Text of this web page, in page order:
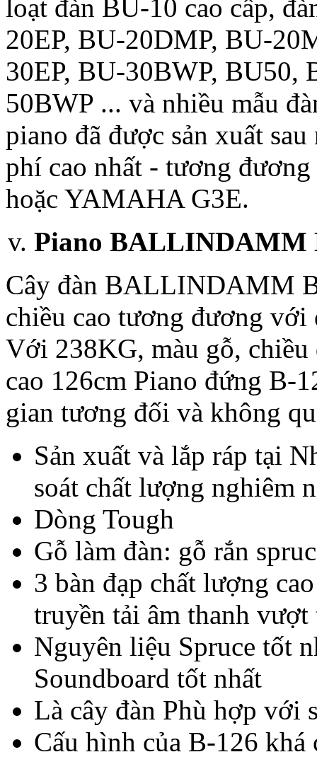
loạt đàn BU-10 cao cấp,
20EP, BU-20DMP, BU-
30EP, BU-30BWP, BU50,
50BWP ... và nhiều mẫu
piano đã được sản xuất
phí cao nhất - tương
hoặc YAMAHA G3E.
Piano BALLINDAMM
Cây đàn BALLINDAMM
chiều cao tương đương với
Với 238KG, màu gỗ,
cao 126cm Piano đứng B-
gian tương đối và không
Sản xuất và lắp ráp tại
soát chất lượng nghiêm
Dòng Tough
Gỗ làm đàn: gỗ rắn
3 bàn đạp chất lượng
truyền tải âm thanh
Nguyên liệu Spruce tốt
Soundboard tốt nhất
Là cây đàn Phù hợp với
Cấu hình của B-126 khá